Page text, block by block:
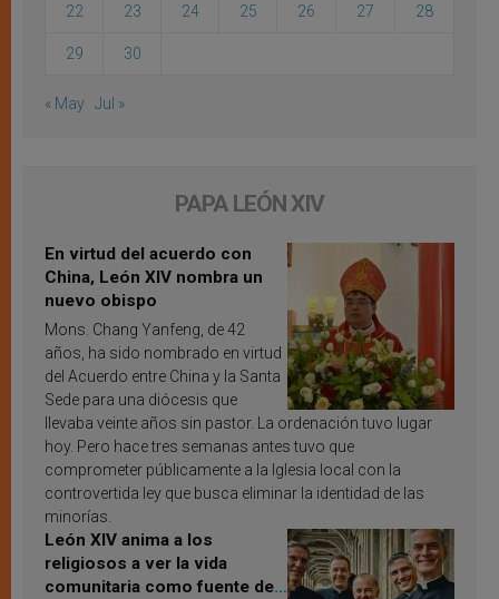
22 23 24 25 26 27 28
29 30
« May Jul »
PAPA LEÓN XIV
En virtud del acuerdo con
China, León XIV nombra un
nuevo obispo
Mons. Chang Yanfeng, de 42
años, ha sido nombrado en virtud
del Acuerdo entre China y la Santa
Sede para una diócesis que
llevaba veinte años sin pastor. La ordenación tuvo lugar
hoy. Pero hace tres semanas antes tuvo que
comprometer públicamente a la Iglesia local con la
controvertida ley que busca eliminar la identidad de las
minorías.
León XIV anima a los
religiosos a ver la vida
comunitaria como fuente de